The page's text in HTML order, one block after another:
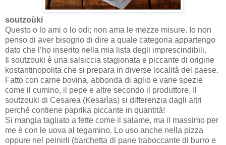
soutzoùki
Questo o lo ami o lo odi; non ama le mezze misure. Io non
penso di aver bisogno di dire a quale categoria appartengo
dato che l’ho inserito nella mia lista degli imprescindibili.
Il soutzouki è una salsiccia stagionata e piccante di origine
kostantinopolita che si prepara in diverse località del paese.
Fatto con carne bovina, abbonda di aglio e varie spezie
come il cumino, il pepe e altre secondo il produttore. Il
soutzouki di Cesarea (Kesarìas) si differenzia dagli altri
perché contiene paprika piccante in quantità!
Si mangia tagliato a fette come il salame, ma il massimo per
me è con le uova al tegamino. Lo uso anche nella pizza
oppure nel peinirli (barchetta di pane traboccante di burro e